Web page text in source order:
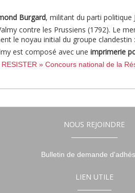
Burgard, militant du parti politique
contre les Prussiens (1792). Le
le noyau initial du groupe clandestin
est composé avec une imprimerie
» Concours national de la
NOUS REJOINDRE
Bulletin de demande
LIEN UTILE